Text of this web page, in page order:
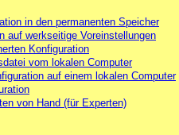
in den permanenten Speicher
auf werkseitige Voreinstellungen
Konfiguration
vom lokalen Computer
auf einem lokalen Computer
von Hand (für Experten)